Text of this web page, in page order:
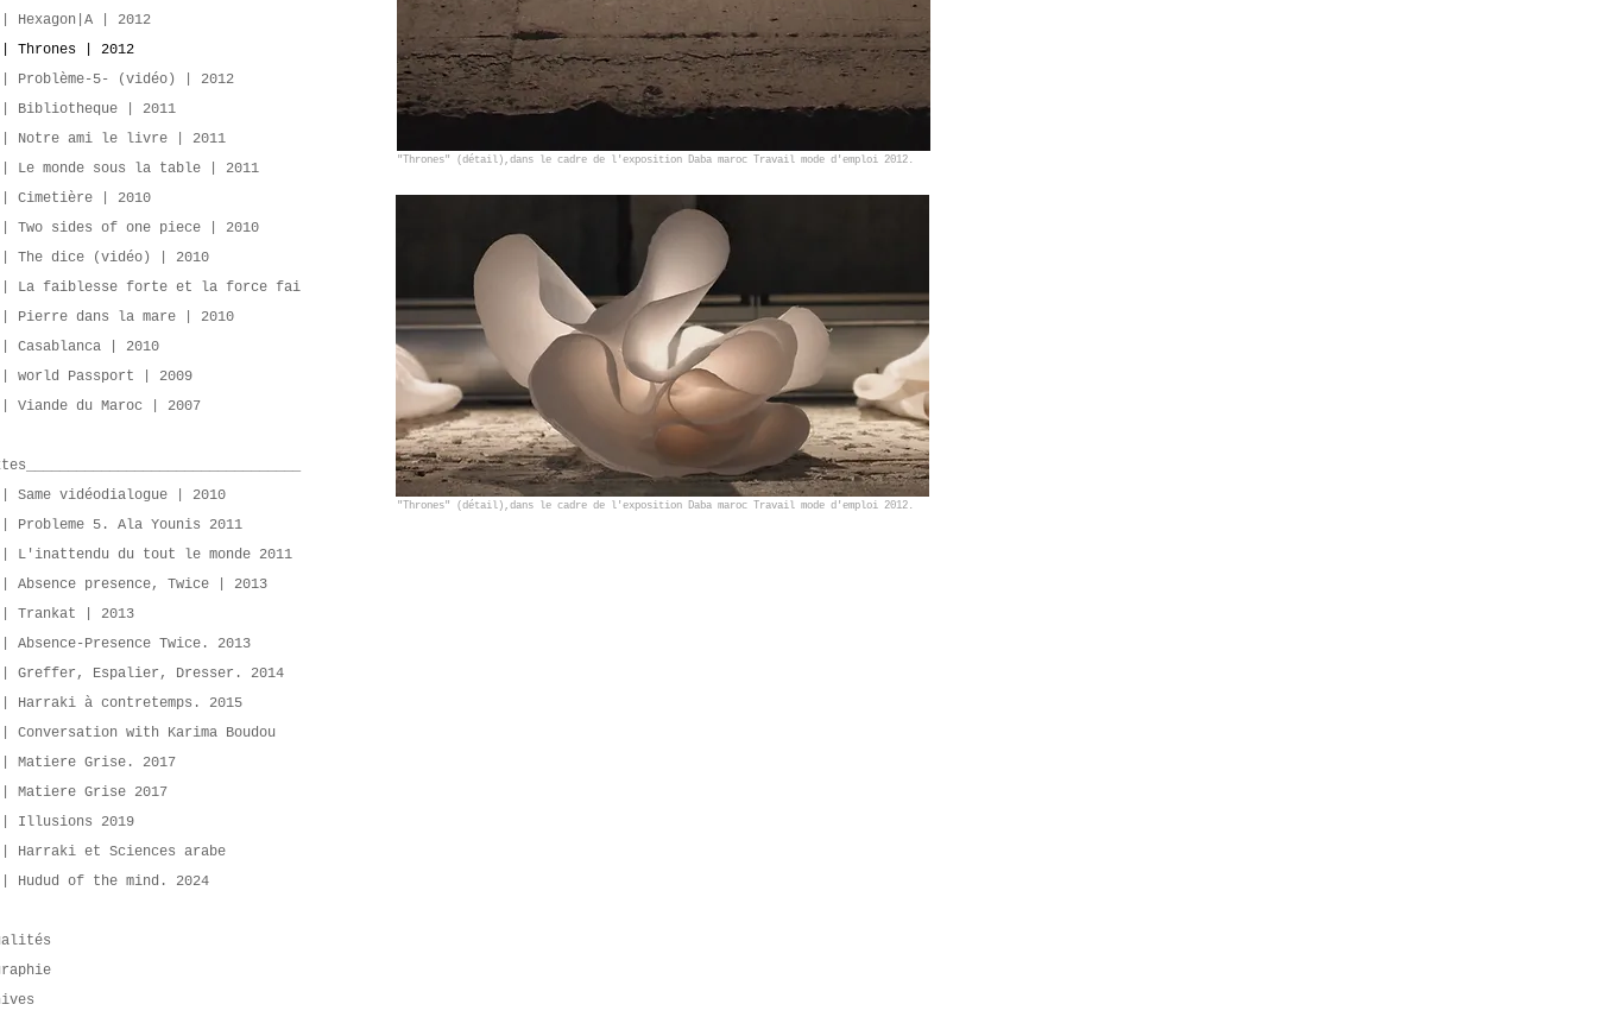
"Thrones" (détail),dans le cadre de l'exposition Daba maroc Travail mode d'emploi 2012.
"Thrones" (détail),dans le cadre de l'exposition Daba maroc Travail mode d'emploi 2012.
Hexagon|A | 2012
| Thrones | 2012
| Problème-5- (vidéo) | 2012
| Bibliotheque | 2011
| Notre ami le livre | 2011
| Le monde sous la table | 2011
| Cimetière | 2010
| Two sides of one piece | 2010
| The dice (vidéo) | 2010
| La faiblesse forte et la force fai
| Pierre dans la mare | 2010
Casablanca | 2010
| world Passport | 2009
Viande du Maroc | 2007
Same vidéodialogue | 2010
Probleme 5. Ala Younis 2011
| L'inattendu du tout le monde 2011
Absence presence, Twice | 2013
| Trankat | 2013
Absence-Presence Twice. 2013
| Greffer, Espalier, Dresser. 2014
| Harraki à contretemps. 2015
Conversation with Karima Boudou
| Matiere Grise. 2017
| Matiere Grise 2017
| Illusions 2019
| Harraki et Sciences arabe
Hudud of the mind. 2024